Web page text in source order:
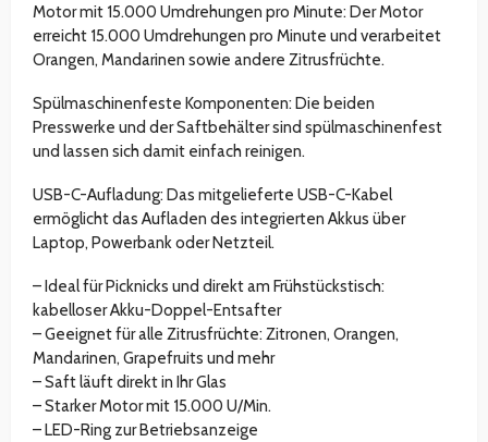
Motor mit 15.000 Umdrehungen pro Minute: Der Motor
erreicht 15.000 Umdrehungen pro Minute und verarbeitet
Orangen, Mandarinen sowie andere Zitrusfrüchte.
Spülmaschinenfeste Komponenten: Die beiden
Presswerke und der Saftbehälter sind spülmaschinenfest
und lassen sich damit einfach reinigen.
USB-C-Aufladung: Das mitgelieferte USB-C-Kabel
ermöglicht das Aufladen des integrierten Akkus über
Laptop, Powerbank oder Netzteil.
– Ideal für Picknicks und direkt am Frühstückstisch:
kabelloser Akku-Doppel-Entsafter
– Geeignet für alle Zitrusfrüchte: Zitronen, Orangen,
Mandarinen, Grapefruits und mehr
– Saft läuft direkt in Ihr Glas
– Starker Motor mit 15.000 U/Min.
– LED-Ring zur Betriebsanzeige